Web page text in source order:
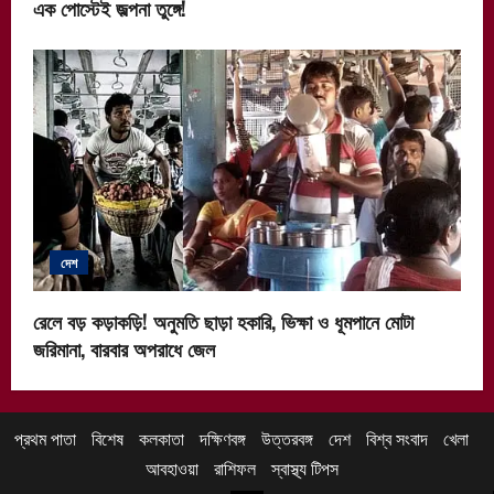
এক পোস্টেই জল্পনা তুঙ্গে!
দেশ
রেলে বড় কড়াকড়ি! অনুমতি ছাড়া হকারি, ভিক্ষা ও ধূমপানে মোটা
জরিমানা, বারবার অপরাধে জেল
প্রথম পাতা বিশেষ কলকাতা দক্ষিণবঙ্গ উত্তরবঙ্গ দেশ বিশ্ব সংবাদ খেলা
আবহাওয়া
রাশিফল স্বাস্থ্য টিপস